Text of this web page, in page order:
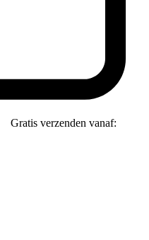
Gratis verzenden vanaf: